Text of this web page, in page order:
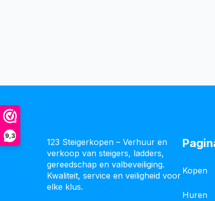
9,3
123 Steigerkopen – Verhuur en
verkoop van steigers, ladders,
gereedschap en valbeveiliging.
Kwaliteit, service en veiligheid voor
elke klus.
Kopen
Huren